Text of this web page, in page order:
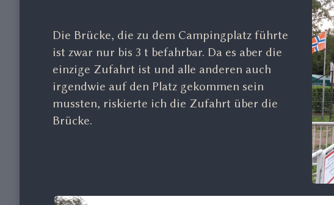
Die Brücke, die zu dem Campingplatz führte
ist zwar nur bis 3 t befahrbar. Da es aber die
einzige Zufahrt ist und alle anderen auch
irgendwie auf den Platz gekommen sein
mussten, riskierte ich die Zufahrt über die
Brücke.